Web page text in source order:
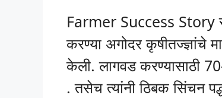
Farmer Success Story
करण्या अगोदर कृषीतज्ज्ञांचे
केली. लागवड करण्यासाठी
. तसेच त्यांनी ठिबक सिंचन